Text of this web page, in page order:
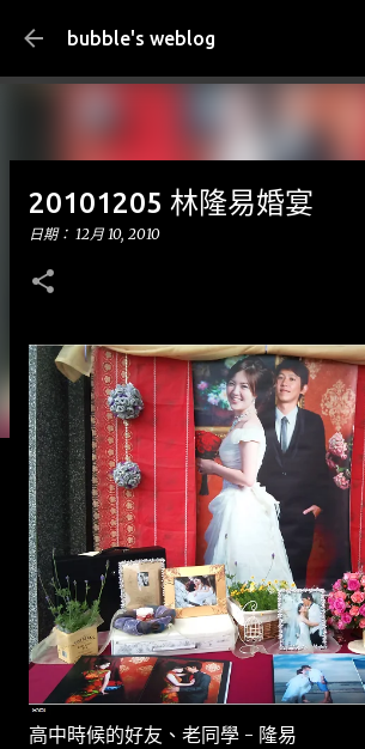
跳到主要內容
bubble's weblog
20101205 林隆易婚宴
日期： 12月 10, 2010
高中時候的好友、老同學 - 隆易